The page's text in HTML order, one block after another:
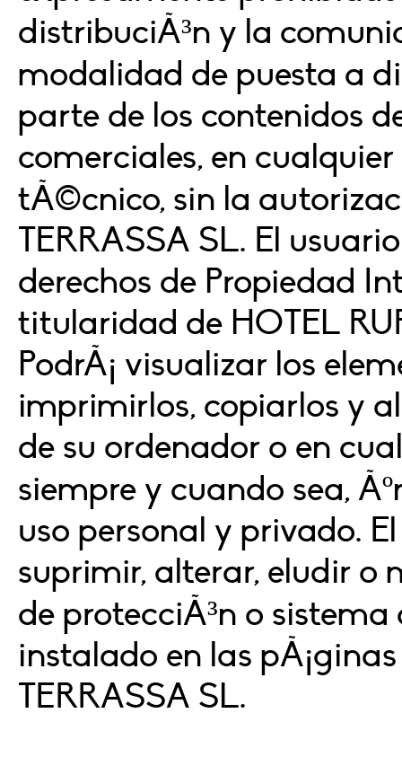
distribuciÃ³n y la
modalidad de puesta a
parte de los contenidos
comerciales, en
tÃ©cnico, sin la
TERRASSA SL. El
derechos de Propiedad
titularidad de HOTEL
PodrÃ¡ visualizar los
imprimirlos, copiarlos y
de su ordenador o en
siempre y cuando sea,
uso personal y privado.
suprimir, alterar, eludir
de protecciÃ³n o
instalado en las
TERRASSA SL.